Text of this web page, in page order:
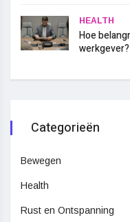
HEALTH
Hoe
werkgever?
Categorieën
Bewegen
Health
Rust en Ontspanning